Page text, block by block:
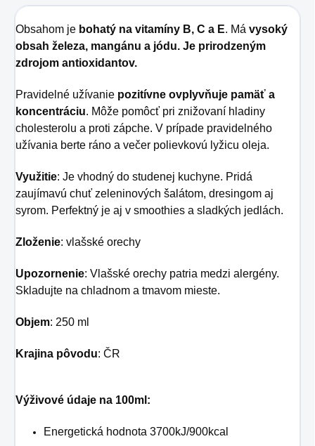
Obsahom je bohatý na vitamíny B, C a E. Má vysoký
obsah železa, mangánu a jódu. Je prirodzeným
zdrojom antioxidantov.
Pravidelné užívanie pozitívne ovplyvňuje pamäť a
koncentráciu. Môže pomôcť pri znižovaní hladiny
cholesterolu a proti zápche. V prípade pravidelného
užívania berte ráno a večer polievkovú lyžicu oleja.
Využitie: Je vhodný do studenej kuchyne. Pridá
zaujímavú chuť zeleninových šalátom, dresingom aj
syrom. Perfektný je aj v smoothies a sladkých jedlách.
Zloženie: vlašské orechy
Upozornenie: Vlašské orechy patria medzi alergény.
Skladujte na chladnom a tmavom mieste.
Objem: 250 ml
Krajina pôvodu: ČR
Výživové údaje na 100ml:
Energetická hodnota 3700kJ/900kcal